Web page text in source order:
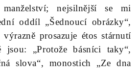
manželství; nejsilnější se mi
oddíl „Šednoucí obrázky“,
prosazuje étos stárnutí
jsou: „Protože básníci taky“,
slova“, monostich „Ze dna